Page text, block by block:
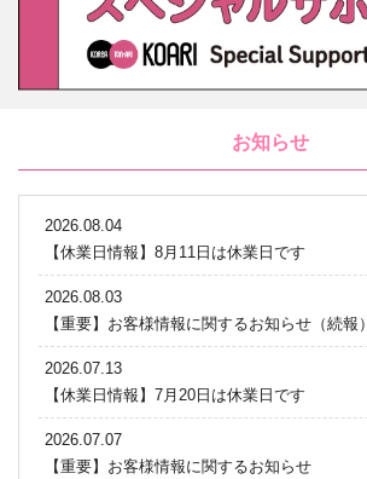
お知らせ
2026.08.04
【休業日情報】8月11日は休業日です
2026.08.03
【重要】お客様情報に関するお知らせ（続報）
2026.07.13
【休業日情報】7月20日は休業日です
2026.07.07
【重要】お客様情報に関するお知らせ